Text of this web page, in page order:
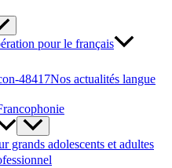
pour le français
Nos actualités langue
grands adolescents et adultes